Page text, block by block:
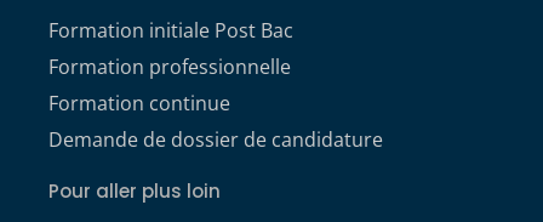
Formation initiale Post Bac
Formation professionnelle
Formation continue
Demande de dossier de candidature
Pour aller plus loin